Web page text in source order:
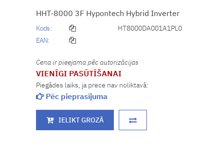
HHT-8000 3F Hypontech Hybrid Inverter
Kods:
HT8000DA001A1PL0
EAN:
Cena ir pieejama pēc autorizācijas
VIENĪGI PASŪTĪŠANAI
Piegādes laiks, ja prece nav noliktavā:
Pēc pieprasījuma
IELIKT GROZĀ